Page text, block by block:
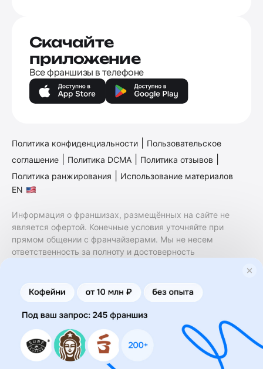
Скачайте
приложение
Все франшизы в телефоне
Политика конфиденциальности
Пользовательское
соглашение
Политика DCMA Политика отзывов
Политика ранжирования
Использование материалов
EN
Информация о франшизах, размещённых на сайте не
является офертой. Конечные условия уточняйте при
прямом общении с франчайзерами. Мы не несем
ответственность за полноту и достоверность
финансовые услуги. Заключение договоров
коммерческой концессии (франчайзинга) осуществляется
правообладателями/их представителями. Бизнесменс.ру
не является посредником или представителем
правообладателя и не несет ответственность за условия
предоставления франшизы и действия лиц,
осуществленные на основании информации, имеющейся